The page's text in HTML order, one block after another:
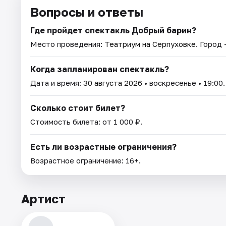
Вопросы и ответы
Где пройдет спектакль Добрый барин?
Место проведения: Театриум на Серпуховке. Город
Когда запланирован спектакль?
Дата и время: 30 августа 2026 • воскресенье • 19:00.
Сколько стоит билет?
Стоимость билета: от 1 000 ₽.
Есть ли возрастные ограничения?
Возрастное ограничение: 16+.
Артист